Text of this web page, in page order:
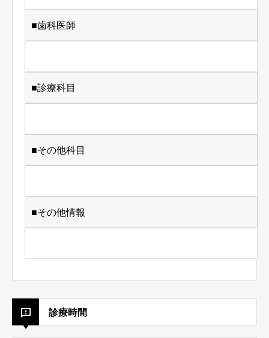
■歯科医師
■診療科目
■その他科目
■その他情報
診療時間